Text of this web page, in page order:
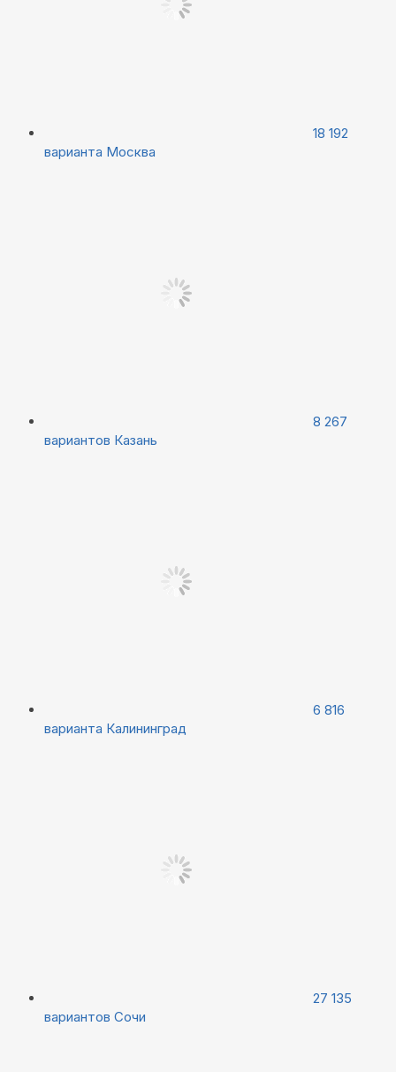
18 192
варианта Москва
8 267
вариантов Казань
6 816
варианта Калининград
27 135
вариантов Сочи